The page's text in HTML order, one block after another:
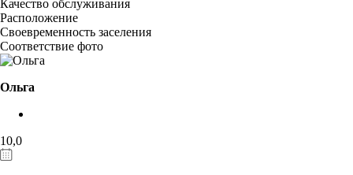
Качество обслуживания
Расположение
Своевременность заселения
Соответствие фото
Ольга
10,0